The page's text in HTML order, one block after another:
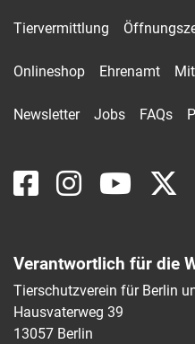
Tiervermittlung
Onlineshop Ehrenamt
Newsletter Jobs FAQs
Verantwortlich für die
Tierschutzverein für Berlin
Hausvaterweg 39
13057 Berlin